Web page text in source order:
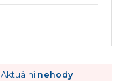
Aktuální nehody